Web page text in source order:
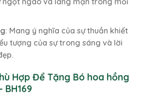
: Mang ý nghĩa của sự thuần khiết
tượng của sự trong sáng và lời
Hợp Để Tặng Bó hoa hồng
BH169